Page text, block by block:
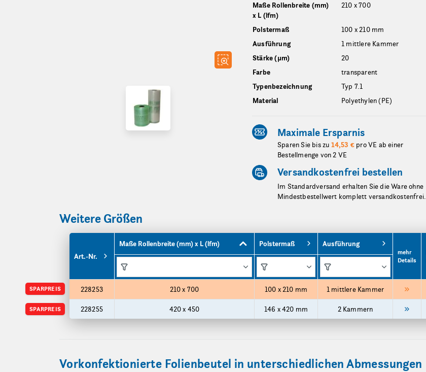
Maße Rollenbreite (mm)
x L (lfm)
210 x 700
Polstermaß
100 x 210 mm
Ausführung
1 mittlere Kammer
Stärke (µm)
20
Farbe
transparent
Typenbezeichnung
Typ 7.1
Material
Polyethylen (PE)
Maximale Ersparnis
Sparen Sie bis zu 14,53 € pro VE ab einer
Bestellmenge von 2 VE
Versandkostenfrei bestellen
Im Standardversand erhalten Sie die Ware ohne
Mindestbestellwert komplett versandkostenfrei.
Weitere Größen
Funktionen
Funktionen
SPARPREIS
SPARPREIS
Produktgrößen
Art.-Nr.
Maße Rollenbreite (mm) x L (lfm) Polstermaß Ausführung
mehr
Details
228253 210 x 700 100 x 210 mm 1 mittlere Kammer
228255
420 x 450 146 x 420 mm 2 Kammern
Vorkonfektionierte Folienbeutel in unterschiedlichen Abmessungen